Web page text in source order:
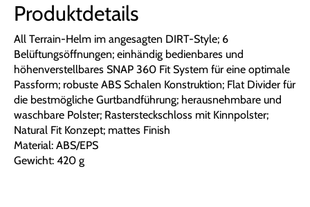
Produktdetails
All Terrain-Helm im angesagten DIRT-Style; 6
Belüftungsöffnungen; einhändig bedienbares und
höhenverstellbares SNAP 360 Fit System für eine optimale
Passform; robuste ABS Schalen Konstruktion; Flat Divider für
die bestmögliche Gurtbandführung; herausnehmbare und
waschbare Polster; Rastersteckschloss mit Kinnpolster;
Natural Fit Konzept; mattes Finish
Material: ABS/EPS
Gewicht: 420 g